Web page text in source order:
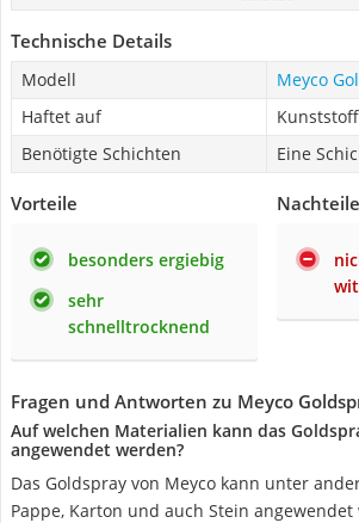
Technische Details
Modell
Meyco
Haftet auf
Kunststoff
Benötigte Schichten
Eine
Vorteile
besonders ergiebig
sehr
schnelltrocknend
Nachteile
Fragen und Antworten zu Meyco
Auf welchen Materialien kann das
angewendet werden?
Das Goldspray von Meyco kann unter
Pappe, Karton und auch Stein angewendet